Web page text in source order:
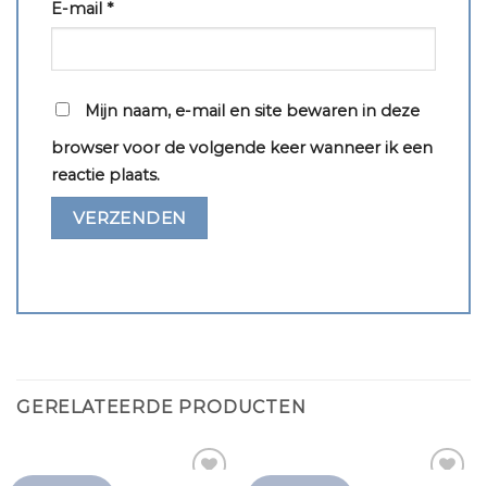
E-mail *
Mijn naam, e-mail en site bewaren in deze
browser voor de volgende keer wanneer ik een
reactie plaats.
GERELATEERDE PRODUCTEN